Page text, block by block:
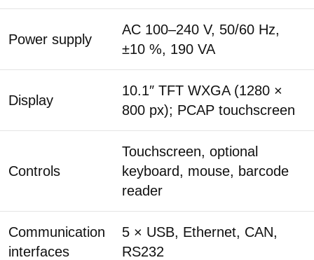
Power supply
AC 100–240 V, 50/60 Hz,
±10 %, 190 VA
Display
10.1″ TFT WXGA (1280 ×
800 px); PCAP touchscreen
Controls
Touchscreen, optional
keyboard, mouse, barcode
reader
Communication
interfaces
5 × USB, Ethernet, CAN,
RS232